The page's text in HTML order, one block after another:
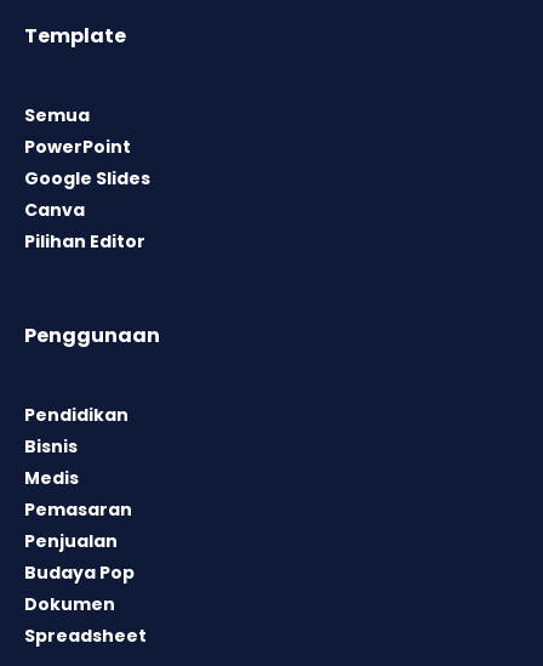
Template
Semua
PowerPoint
Google Slides
Canva
Pilihan Editor
Penggunaan
Pendidikan
Bisnis
Medis
Pemasaran
Penjualan
Budaya Pop
Dokumen
Spreadsheet